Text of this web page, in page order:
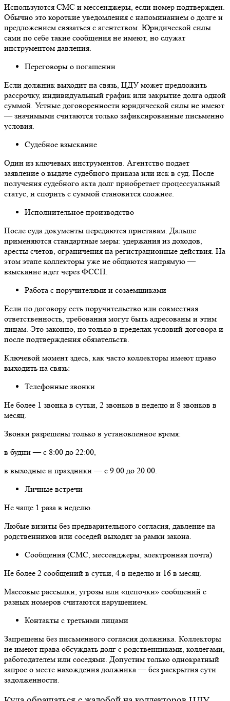
Используются СМС и мессенджеры, если номер подтвержден.
Обычно это короткие уведомления с напоминанием о долге и
предложением связаться с агентством. Юридической силы
сами по себе такие сообщения не имеют, но служат
инструментом давления.
Переговоры о погашении
Если должник выходит на связь, ЦДУ может предложить
рассрочку, индивидуальный график или закрытие долга одной
суммой. Устные договоренности юридической силы не имеют
— значимыми считаются только зафиксированные письменно
условия.
Судебное взыскание
Один из ключевых инструментов. Агентство подает
заявление о выдаче судебного приказа или иск в суд. После
получения судебного акта долг приобретает процессуальный
статус, и спорить с суммой становится сложнее.
Исполнительное производство
После суда документы передаются приставам. Дальше
применяются стандартные меры: удержания из доходов,
аресты счетов, ограничения на регистрационные действия. На
этом этапе коллекторы уже не общаются напрямую —
взыскание идет через ФССП.
Работа с поручителями и созаемщиками
Если по договору есть поручительство или совместная
ответственность, требования могут быть адресованы и этим
лицам. Это законно, но только в пределах условий договора и
после подтверждения обязательств.
Ключевой момент здесь, как часто коллекторы имеют право
выходить на связь:
Телефонные звонки
Не более 1 звонка в сутки, 2 звонков в неделю и 8 звонков в
месяц.
Звонки разрешены только в установленное время:
в будни — с 8:00 до 22:00,
в выходные и праздники — с 9:00 до 20:00.
Личные встречи
Не чаще 1 раза в неделю.
Любые визиты без предварительного согласия, давление на
родственников или соседей выходят за рамки закона.
Сообщения (СМС, мессенджеры, электронная почта)
Не более 2 сообщений в сутки, 4 в неделю и 16 в месяц.
Массовые рассылки, угрозы или «цепочки» сообщений с
разных номеров считаются нарушением.
Контакты с третьими лицами
Запрещены без письменного согласия должника. Коллекторы
не имеют права обсуждать долг с родственниками, коллегами,
работодателем или соседями. Допустим только однократный
запрос о месте нахождения должника — без раскрытия сути
задолженности.